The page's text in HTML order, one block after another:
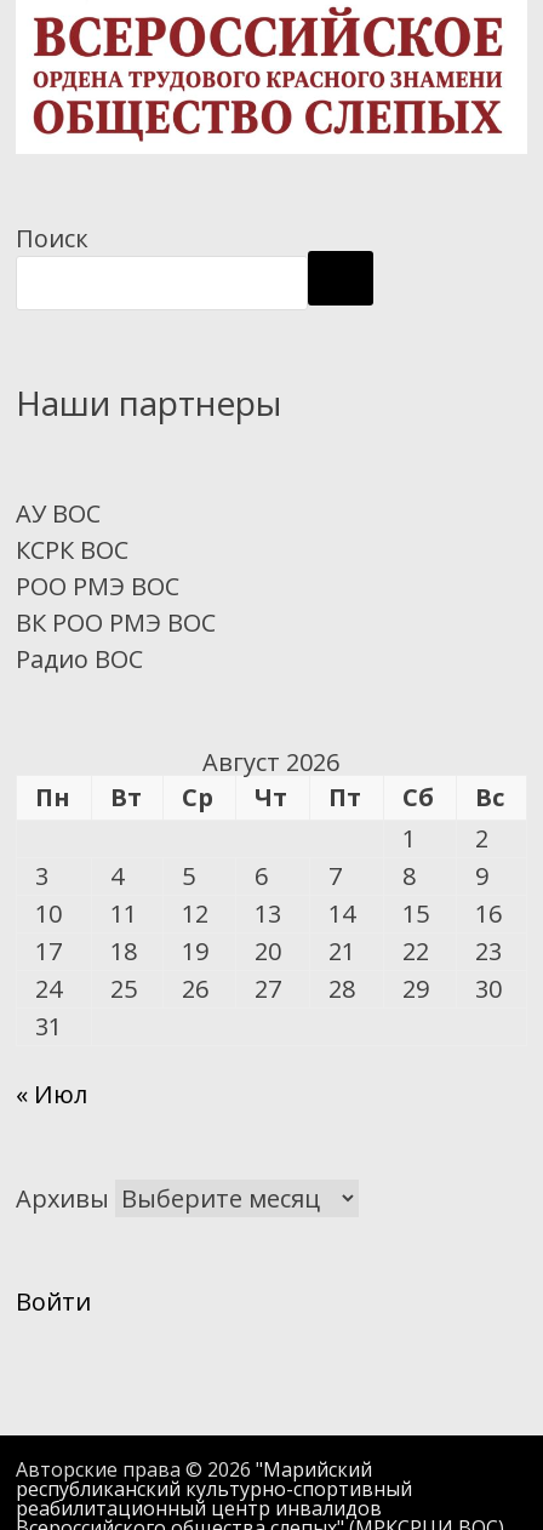
Поиск
Наши партнеры
АУ ВОС
КСРК ВОС
РОО РМЭ ВОС
ВК РОО РМЭ ВОС
Радио ВОС
Август 2026
Пн
Вт Ср Чт Пт Сб
Вс
1
2
3
4 5 6 7 8
9
10
11 12 13 14 15
16
17
18 19 20 21 22
23
24
25 26 27 28 29
30
31
« Июл
Архивы
Войти
Авторские права © 2026 "Марийский
республиканский культурно-спортивный
реабилитационный центр инвалидов